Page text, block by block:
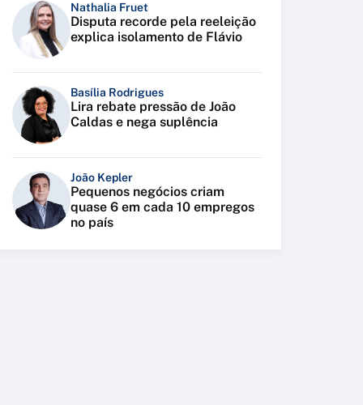
Nathalia Fruet
Disputa recorde pela reeleição
explica isolamento de Flávio
Basília Rodrigues
Lira rebate pressão de João
Caldas e nega suplência
João Kepler
Pequenos negócios criam
quase 6 em cada 10 empregos
no país